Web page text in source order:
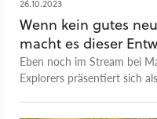
26.10.2023
Wenn kein gutes
macht es dieser
Eben noch im Stream bei
Explorers präsentiert sich